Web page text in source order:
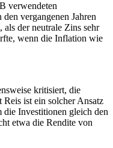
verwendeten
vergangenen Jahren
der neutrale Zins sehr
wenn die Inflation wie
kritisiert, die
ist ein solcher Ansatz
die Investitionen gleich den
etwa die Rendite von